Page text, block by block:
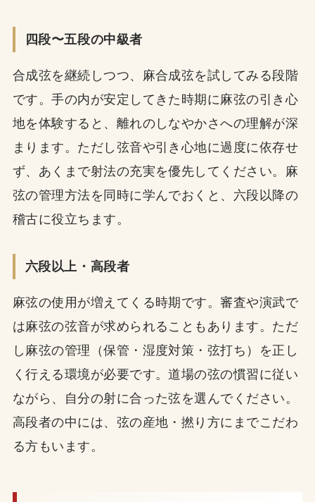
四段〜五段の中級者
合成弦を継続しつつ、麻合成弦を試してみる段階
です。手の内が安定してきた時期に麻弦の引き心
地を体験すると、離れのしなやかさへの理解が深
まります。ただし弦音や引き心地に過度に依存せ
ず、あくまで射法の充実を優先してください。麻
弦の管理方法を同時に学んでおくと、六段以降の
稽古に役立ちます。
六段以上・高段者
麻弦の使用が増えてくる時期です。審査や演武で
は麻弦の弦音が求められることもあります。ただ
し麻弦の管理（保管・湿度対策・弦打ち）を正し
く行える環境が必要です。道場の弦の慣習に従い
ながら、自分の射に合った弦を選んでください。
高段者の中には、弦の産地・撚り方にまでこだわ
る方もいます。